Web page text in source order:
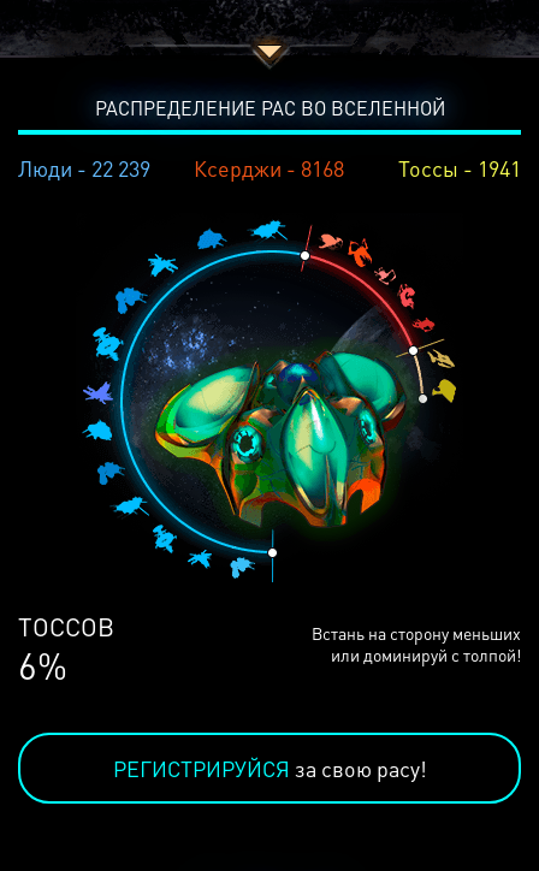
РАСПРЕДЕЛЕНИЕ РАС ВО ВСЕЛЕННОЙ
Люди - 22 239 Ксерджи - 8168 Тоссы - 1941
ЛЮДЕЙ
68%
Встань на сторону меньших
или доминируй с толпой!
РЕГИСТРИРУЙСЯ за свою расу!